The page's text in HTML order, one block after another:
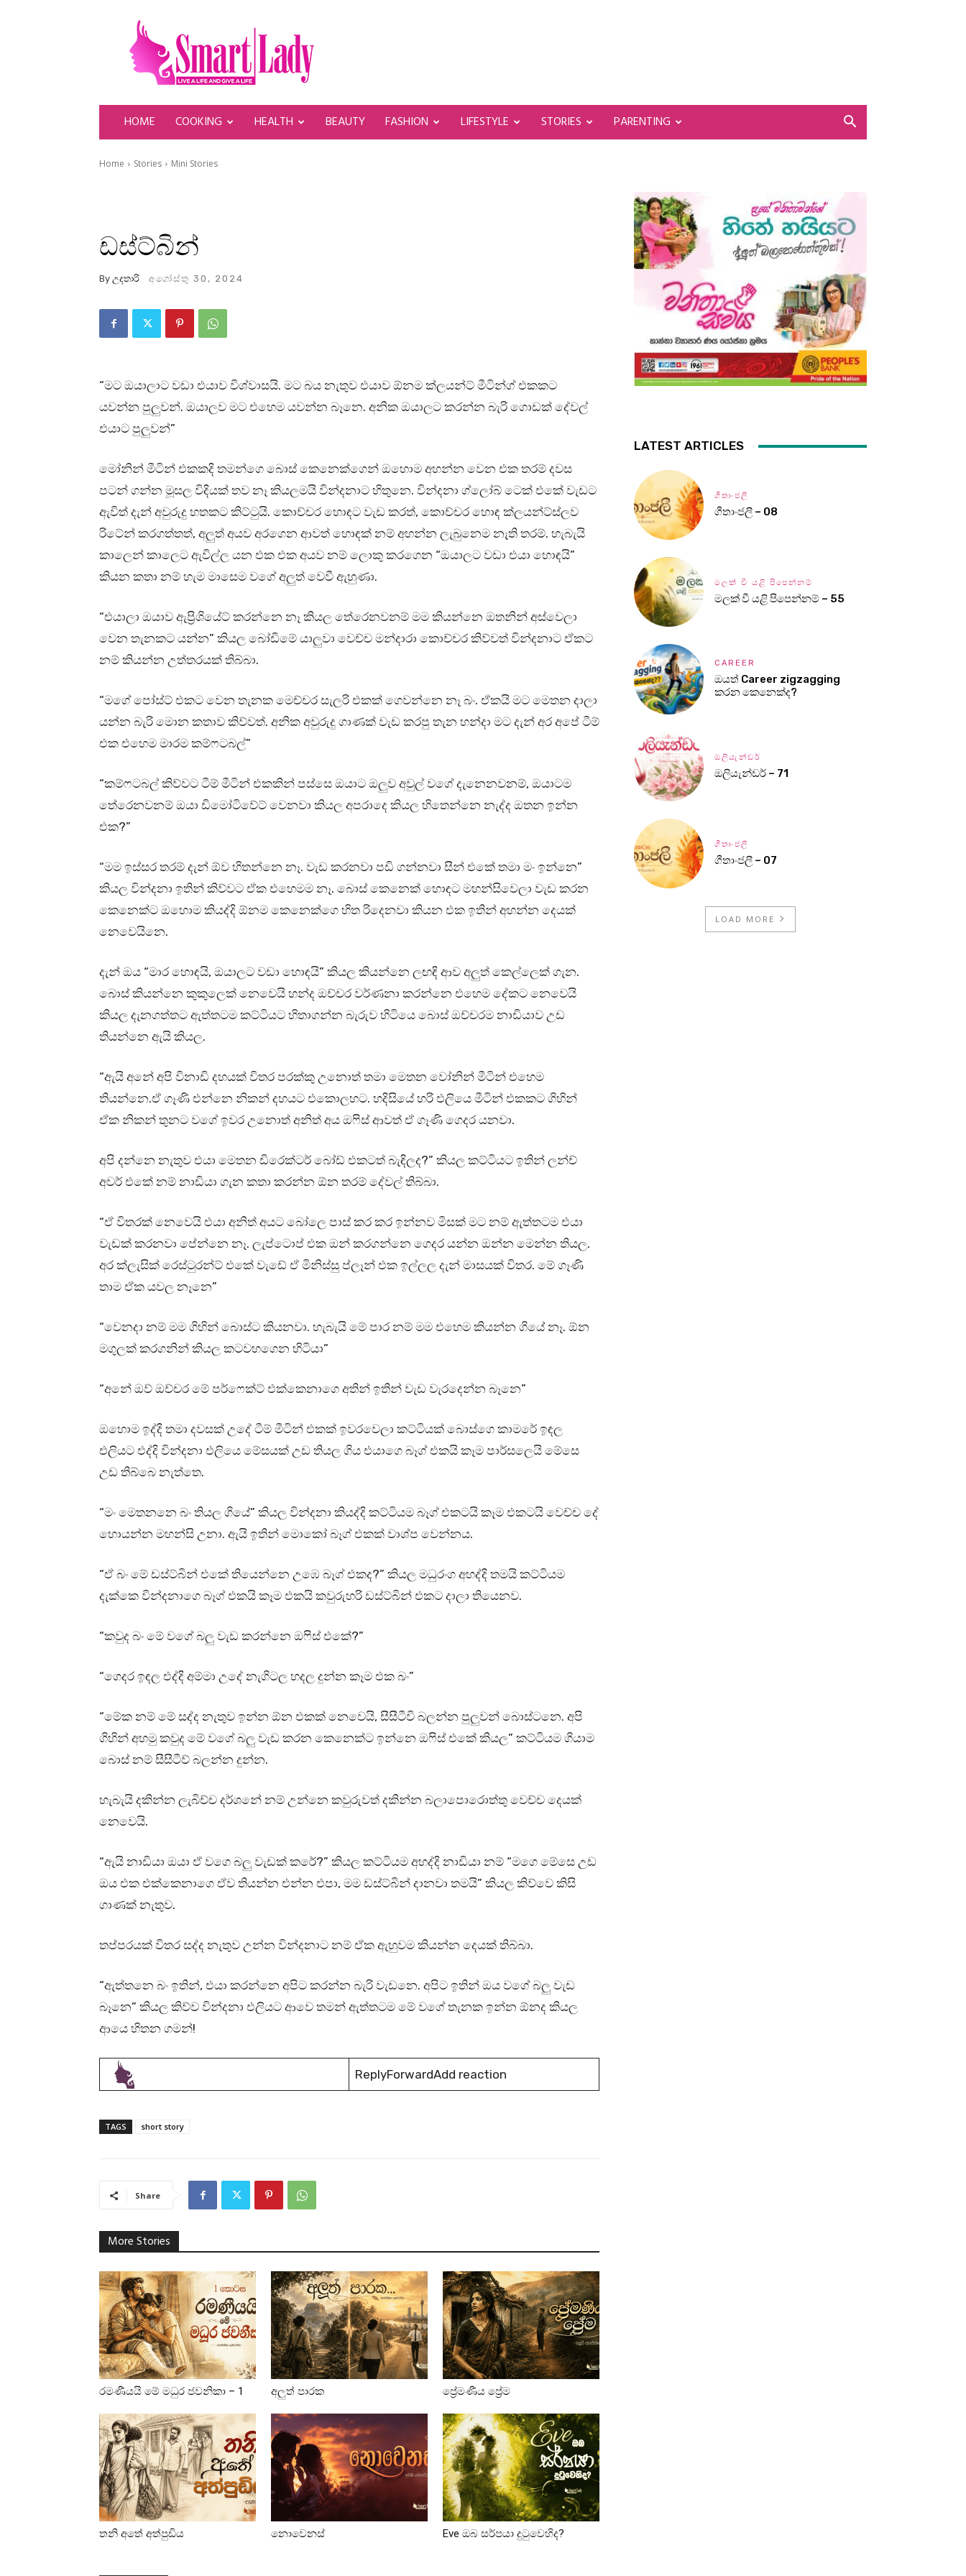
SmartLady
HOME COOKING HEALTH BEAUTY FASHION LIFESTYLE STORIES PARENTING
Home Stories Mini Stories
ඩස්ට්බින්
By උදතාරි අගෝස්තු 30, 2024
“මට ඔයාලාට වඩා එයාව විශ්වාසයි. මට බය නැතුව එයාව ඕනම ක්ලයන්ට් මීටින්ග් එකකට
යවන්න පුලුවන්. ඔයාලව මට එහෙම යවන්න බෑනෙ. අනික ඔයාලට කරන්න බැරි ගොඩක් දේවල්
එයාට පුලුවන්”
මෝනින් මීටින් එකකදි තමන්ගෙ බොස් කෙනෙක්ගෙන් ඔහොම අහන්න වෙන එක තරම් දවස
පටන් ගන්න මූසල විදියක් තව නෑ කියලමයි වින්දනාට හිතුනෙ. වින්දනා ග්ලෝබ් ටෙක් එකේ වැඩට
ඇවිත් දැන් අවුරුදු හතකට කිට්ටුයි. කොච්චර හොඳට වැඩ කරත්, කොච්චර හොඳ ක්ලයන්ට්ස්ලව
රිටේන් කරගත්තත්, අලුත් අයව අරගෙන ආවත් හොඳක් නම් අහන්න ලැබුනෙම නැති තරම්. හැබැයි
කාලෙන් කාලෙට ඇවිල්ල යන එක එක අයව නම් ලොකු කරගෙන “ඔයාලට වඩා එයා හොඳයි”
කියන කතා නම් හැම මාසෙම වගේ අලුත් වෙවී ඇහුණා.
“එයාලා ඔයාව ඇප්‍රිශියේට් කරන්නෙ නෑ කියල තේරෙනවනම් මම කියන්නෙ ඔතනින් අස්වෙලා
වෙන තැනකට යන්න” කියල බෝඩිමේ යාලුවා වෙච්ච මන්දාරා කොච්චර කිව්වත් වින්දනාට ඒකට
නම් කියන්න උත්තරයක් තිබ්බා.
“මගේ පෝස්ට් එකට වෙන තැනක මෙච්චර සැලරි එකක් ගෙවන්නෙ නෑ බං. ඒකයි මට මෙතන දාලා
යන්න බැරි මොන කතාව කිව්වත්. අනික අවුරුදු ගාණක් වැඩ කරපු තැන හන්දා මට දැන් අර අපේ ටීම්
එක එහෙම මාරම කම්ෆටබල්”
“කම්ෆටබල් කිව්වට ටීම් මීටින් එකකින් පස්සෙ ඔයාට ඔලුව අවුල් වගේ දැනෙනවනම්, ඔයාටම
තේරෙනවනම් ඔයා ඩිමෝටිවේට් වෙනවා කියල අපරාදෙ කියල හිතෙන්නෙ නැද්ද ඔතන ඉන්න
එක?”
“මම ඉස්සර තරම් දැන් ඕව හිතන්නෙ නෑ. වැඩ කරනවා පඩි ගන්නවා සීන් එකේ තමා මං ඉන්නෙ”
කියල වින්දනා ඉතින් කිව්වට ඒක එහෙමම නෑ. බොස් කෙනෙක් හොඳට මහන්සිවෙලා වැඩ කරන
කෙනෙක්ට ඔහොම කියද්දි ඕනම කෙනෙක්ගෙ හිත රිදෙනවා කියන එක ඉතින් අහන්න දෙයක්
නෙවෙයිනෙ.
දැන් ඔය “මාර හොඳයි, ඔයාලට වඩා හොඳයි” කියල කියන්නෙ ලඟඳි ආව අලුත් කෙල්ලෙක් ගැන.
බොස් කියන්නෙ කුකුලෙක් නෙවෙයි හන්ද ඔච්චර වර්ණනා කරන්නෙ එහෙම දේකට නෙවෙයි
කියල දැනගත්තට ඇත්තටම කට්ටියට හිතාගන්න බැරුව හිටියෙ බොස් ඔච්චරම නාඩියාව උඩ
තියන්නෙ ඇයි කියල.
“ඇයි අනේ අපි විනාඩි දහයක් විතර පරක්කු උනොත් තමා මෙතන වෝනින් මීටින් එහෙම
තියන්නෙ.ඒ ගෑණි එන්නෙ නිකන් දහයට එකොලහට. හදිසියේ හරි එලියෙ මීටින් එකකට ගිහින්
ඒක නිකන් තුනට වගේ ඉවර උනොත් අනිත් අය ඔෆිස් ආවත් ඒ ගෑණි ගෙදර යනවා.
අපි දන්නෙ නැතුව එයා මෙතන ඩිරෙක්ටර් බෝඩ් එකටත් බැඳිලද?” කියල කට්ටියට ඉතින් ලන්ච්
අවර් එකේ නම් නාඩියා ගැන කතා කරන්න ඕන තරම් දේවල් තිබ්බා.
“ඒ විතරක් නෙවෙයි එයා අනිත් අයට බෝලෙ පාස් කර කර ඉන්නව මිසක් මට නම් ඇත්තටම එයා
වැඩක් කරනවා පේන්නෙ නෑ. ලැප්ටොප් එක ඔන් කරගන්නෙ ගෙදර යන්න ඔන්න මෙන්න තියල.
අර ක්ලැසික් රෙස්ටුරන්ට් එකේ වැඩේ ඒ මිනිස්සු ප්ලෑන් එක ඉල්ලල දැන් මාසයක් විතර. මේ ගෑණි
තාම ඒක යවල නෑනෙ”
“වෙනදා නම් මම ගිහින් බොස්ට කියනවා. හැබැයි මේ පාර නම් මම එහෙම කියන්න ගියේ නෑ. ඕන
මගුලක් කරගනින් කියල කටවහගෙන හිටියා”
“අනේ ඔව් ඔච්චර මේ පර්ෆෙක්ට් එක්කෙනාගෙ අතින් ඉතින් වැඩ වැරදෙන්න බෑනෙ”
ඔහොම ඉද්දි තමා දවසක් උදේ ටීම් මීටින් එකක් ඉවරවෙලා කට්ටියක් බොස්ගෙ කාමරේ ඉඳල
එලියට එද්දි වින්දනා එලියෙ මේසයක් උඩ තියල ගිය එයාගෙ බෑග් එකයි කෑම පාර්සලෙයි මේසෙ
උඩ තිබ්බෙ නැත්තෙ.
“මං මෙතනනෙ බං තියල ගියේ” කියල වින්දනා කියද්දි කට්ටියම බෑග් එකටයි කෑම එකටයි වෙච්ච දේ
හොයන්න මහන්සි උනා. ඇයි ඉතින් මොකෝ බෑග් එකක් වාශ්ප වෙන්නය.
“ඒ බං මේ ඩස්ට්බින් එකේ තියෙන්නෙ උඹෙ බෑග් එකද?” කියල මධුරංග අහද්දි තමයි කට්ටියම
දැක්කෙ වින්දනාගෙ බෑග් එකයි කෑම එකයි කවුරුහරි ඩස්ට්බින් එකට දාලා තියෙනව.
“කවුද බං මේ වගේ බලු වැඩ කරන්නෙ ඔෆිස් එකේ?”
“ගෙදර ඉඳල එද්දි අම්මා උදේ නැගිටල හදල දුන්න කෑම එක බං”
“මේක නම් මේ සද්ද නැතුව ඉන්න ඕන එකක් නෙවෙයි, සීසීටීවි බලන්න පුලුවන් බොස්ටනෙ. අපි
ගිහින් අහමු කවුද මේ වගේ බලු වැඩ කරන කෙනෙක්ට ඉන්නෙ ඔෆිස් එකේ කියල” කට්ටියම ගියාම
බොස් නම් සීසීටීව් බලන්න දුන්න.
හැබැයි දකින්න ලැබිච්ච දර්ශනේ නම් උන්නෙ කවුරුවත් දකින්න බලාපොරොත්තු වෙච්ච දෙයක්
නෙවෙයි.
“ඇයි නාඩියා ඔයා ඒ වගෙ බලු වැඩක් කරේ?” කියල කට්ටියම අහද්දි නාඩියා නම් “මගෙ මේසෙ උඩ
ඔය එක එක්කෙනාගෙ ඒව තියන්න එන්න එපා, මම ඩස්ට්බින් දානවා තමයි” කියල කිව්වෙ කිසි
ගාණක් නැතුව.
තප්පරයක් විතර සද්ද නැතුව උන්න වින්දනාට නම් ඒක ඇහුවම කියන්න දෙයක් තිබ්බා.
“ඇත්තනෙ බං ඉතින්, එයා කරන්නෙ අපිට කරන්න බැරි වැඩනෙ. අපිට ඉතින් ඔය වගේ බලු වැඩ
බෑනෙ” කියල කිව්ව වින්දනා එලියට ආවෙ තමන් ඇත්තටම මේ වගේ තැනක ඉන්න ඕනද කියල
ආයෙ හිතන ගමන්!
ReplyForwardAdd reaction
TAGS short story
Share
More Stories
රමණීයයි මේ මධුර ජවනිකා – 1 අලුත් පාරක ප්‍රේමණීය ප්‍රේම
තනි අතේ අත්පුඩිය නොවෙනස් Eve ඔබ සර්පයා දුටුවෙහිද?
LATEST ARTICLES
ගීතාංජලී
ගීතාංජලී – 08
මලක් වී යළි පිපෙන්නම්
මලක් වී යළි පිපෙන්නම් – 55
CAREER
ඔයත් Career zigzagging
කරන කෙනෙක්ද?
ඔලියැන්ඩර්
ඔලියැන්ඩර් – 71
ගීතාංජලී
ගීතාංජලී – 07
LOAD MORE